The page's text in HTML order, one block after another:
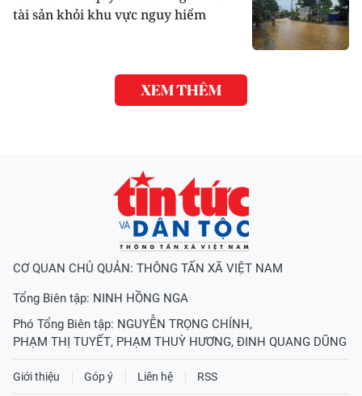
tài sản khỏi khu vực nguy hiểm
XEM THÊM
CƠ QUAN CHỦ QUẢN: THÔNG TẤN XÃ VIỆT NAM
Tổng Biên tập: NINH HỒNG NGA
Phó Tổng Biên tập: NGUYỄN TRỌNG CHÍNH,
PHẠM THỊ TUYẾT, PHẠM THUỲ HƯƠNG, ĐINH QUANG DŨNG
Giới thiệu Góp ý Liên hệ RSS